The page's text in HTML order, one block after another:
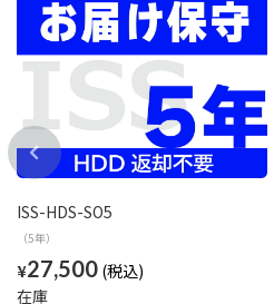
ISS-HDS-SO5
（5年）
¥27,500
在庫